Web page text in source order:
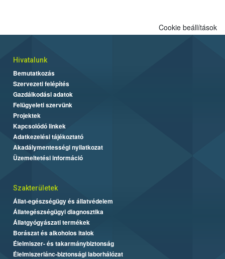
Cookie beállítások
Hivatalunk
Bemutatkozás
Szervezeti felépítés
Gazdálkodási adatok
Felügyeleti szervünk
Projektek
Kapcsolódó linkek
Adatkezelési tájékoztató
Akadálymentességi nyilatkozat
Üzemeltetési információ
Szakterületek
Állat-egészségügy és állatvédelem
Állategészségügyi diagnosztika
Állatgyógyászati termékek
Borászat és alkoholos italok
Élelmiszer- és takarmánybiztonság
Élelmiszerlánc-biztonsági laborhálózat